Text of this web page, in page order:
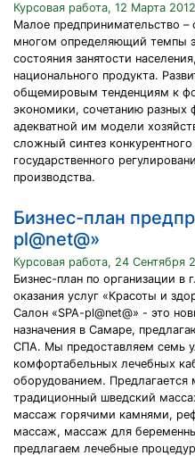
Курсовая работа, 12 Марта 2012
Малое предпринимательство
многом определяющий темпы
состояния занятости
национального продукта.
общемировым тенденциям к
экономики, сочетанию разных
адекватной им модели
сложный синтез
государственного
производства.
Бизнес-план
pl@net@»
Курсовая работа, 24 Сентября
Бизнес-план по организации в
оказания услуг «Красоты и
Салон «SPA-pl@net@» - это
назначения в Самаре,
СПА. Мы предоставляем семь
комфортабельных лечебных
оборудованием.
традиционный шведский
массаж горячими камнями,
массаж, массаж для
предлагаем лечебные